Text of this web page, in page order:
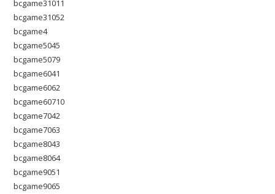
bcgame31011
bcgame31052
bcgame4
bcgame5045
bcgame5079
bcgame6041
bcgame6062
bcgame60710
bcgame7042
bcgame7063
bcgame8043
bcgame8064
bcgame9051
bcgame9065